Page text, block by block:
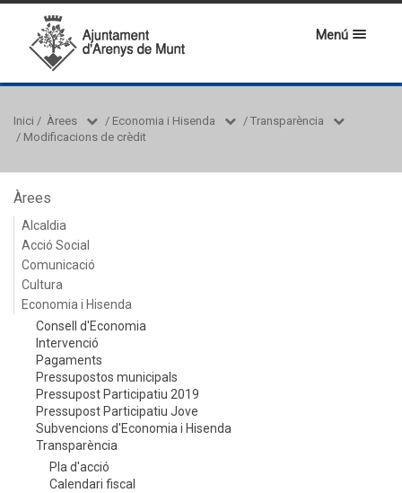
Menú
Inici / Àrees / Economia i Hisenda / Transparència
/ Modificacions de crèdit
Àrees
Alcaldia
Acció Social
Comunicació
Cultura
Economia i Hisenda
Consell d'Economia
Intervenció
Pagaments
Pressupostos municipals
Pressupost Participatiu 2019
Pressupost Participatiu Jove
Subvencions d'Economia i Hisenda
Transparència
Pla d'acció
Calendari fiscal